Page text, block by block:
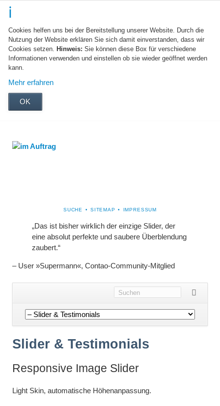
Cookies helfen uns bei der Bereitstellung unserer Website. Durch die
Nutzung der Website erklären Sie sich damit einverstanden, dass wir
Cookies setzen. Hinweis: Sie können diese Box für verschiedene
Informationen verwenden und einstellen ob sie wieder geöffnet werden
kann.
Mehr erfahren
OK
NAVIGATION
SUCHE SITEMAP IMPRESSUM
„Das ist bisher wirklich der einzige Slider, der
eine absolut perfekte und saubere Überblendung
zaubert.“
– User »Supermann«, Contao-Community-Mitglied
Navigation
überspringen
Slider & Testimonials
Responsive Image Slider
Light Skin, automatische Höhenanpassung.